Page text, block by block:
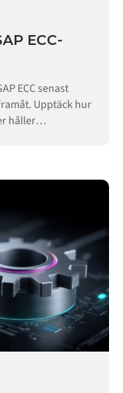
ECC-
ECC senast
Upptäck hur
håller